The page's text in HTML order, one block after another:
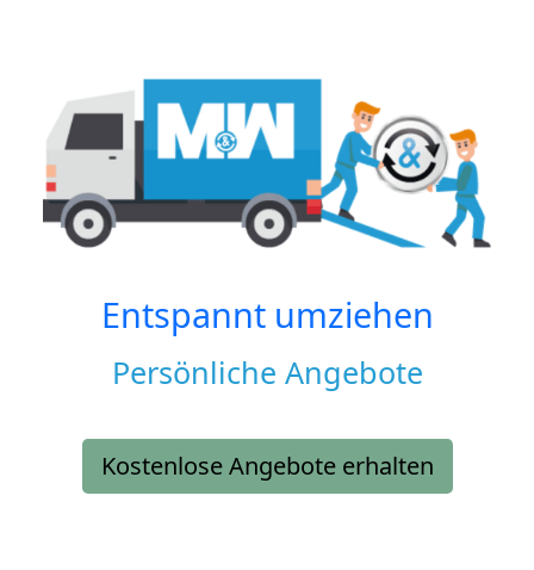
Entspannt umziehen
Persönliche Angebote
Kostenlose Angebote erhalten